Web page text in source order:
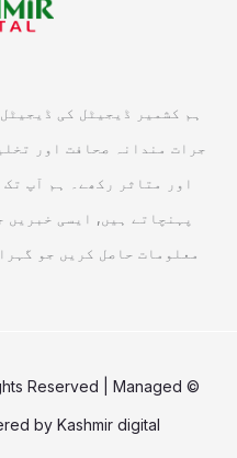
ہم کشمیر ڈیجیٹل کی
جرات مندانہ صحافت اور
اور متاثر رکھے۔ ہم آپ
پہنچاتے ہیں, ایسی خبریں
معلومات حاصل کریں جو
Reserved | Managed
by Kashmir digital